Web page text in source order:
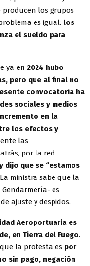
producen los grupos
es igual: los
el sueldo para
ya en 2024 hubo
pero que al final no
convocatoria ha
sociales y medios
en la
los efectos y
las
por la red
dijo que se “estamos
ministra sabe que la
es
ajuste y despidos.
Aeroportuaria es
en Tierra del Fuego.
la protesta es por
sin pago, negación